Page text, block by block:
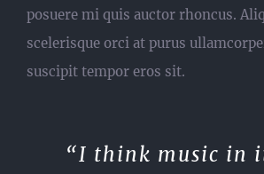
posuere mi quis auctor rhoncus.
scelerisque orci at purus
suscipit tempor eros sit.
“I think music in